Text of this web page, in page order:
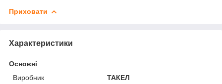
Приховати
Характеристики
Основні
Виробник
ТАКЕЛ